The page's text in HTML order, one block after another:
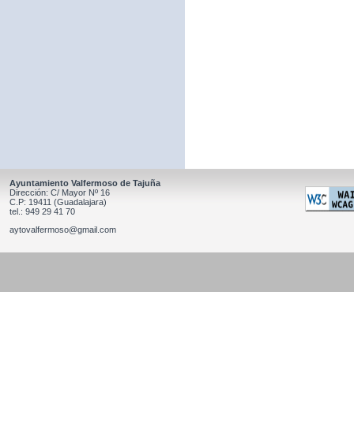
Ayuntamiento Valfermoso de Tajuña
Dirección: C/ Mayor Nº 16
C.P: 19411 (Guadalajara)
tel.: 949 29 41 70
aytovalfermoso@gmail.com